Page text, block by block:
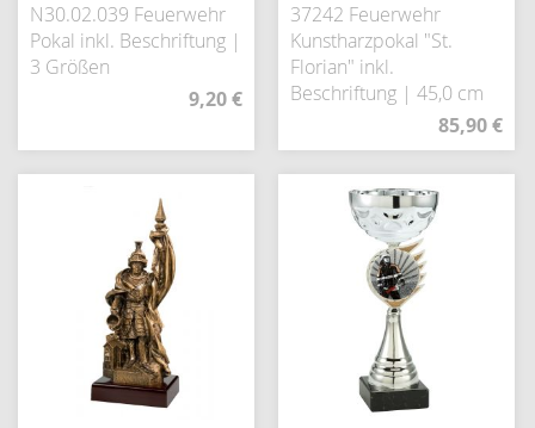
N30.02.039 Feuerwehr
Pokal inkl. Beschriftung |
3 Größen
9,20 €
37242 Feuerwehr
Kunstharzpokal "St.
Florian" inkl.
Beschriftung | 45,0 cm
85,90 €